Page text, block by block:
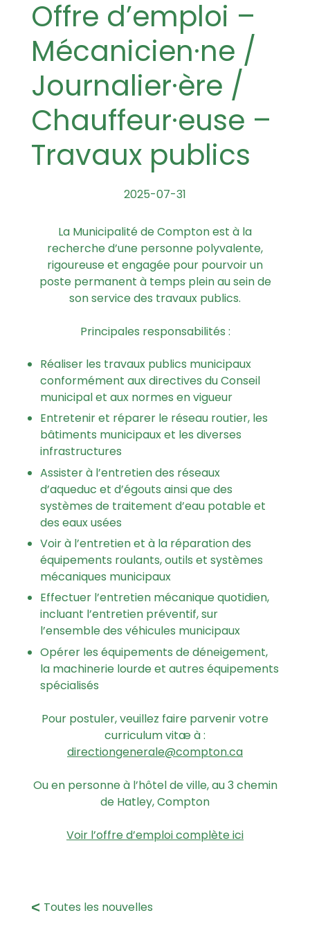
Offre d’emploi –
Mécanicien·ne /
Journalier·ère /
Chauffeur·euse –
Travaux publics
2025-07-31
La Municipalité de Compton est à la
recherche d’une personne polyvalente,
rigoureuse et engagée pour pourvoir un
poste permanent à temps plein au sein de
son service des travaux publics.
Principales responsabilités :
Réaliser les travaux publics municipaux
conformément aux directives du Conseil
municipal et aux normes en vigueur
Entretenir et réparer le réseau routier, les
bâtiments municipaux et les diverses
infrastructures
Assister à l’entretien des réseaux
d’aqueduc et d’égouts ainsi que des
systèmes de traitement d’eau potable et
des eaux usées
Voir à l’entretien et à la réparation des
équipements roulants, outils et systèmes
mécaniques municipaux
Effectuer l’entretien mécanique quotidien,
incluant l’entretien préventif, sur
l’ensemble des véhicules municipaux
Opérer les équipements de déneigement,
la machinerie lourde et autres équipements
spécialisés
Pour postuler, veuillez faire parvenir votre
curriculum vitæ à :
directiongenerale@compton.ca
Ou en personne à l’hôtel de ville, au 3 chemin
de Hatley, Compton
Voir l’offre d’emploi complète ici
Toutes les nouvelles